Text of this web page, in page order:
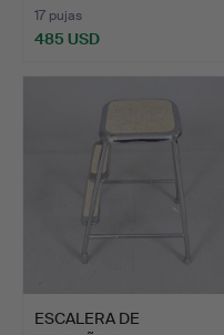
17 pujas
485 USD
ESCALERA DE